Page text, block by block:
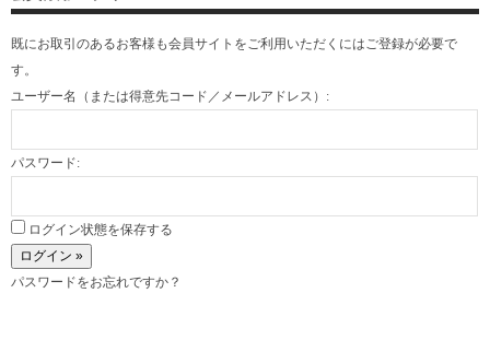
既にお取引のあるお客様も会員サイトをご利用いただくにはご登録が必要で
す。
ユーザー名（または得意先コード／メールアドレス）:
パスワード:
ログイン状態を保存する
パスワードをお忘れですか？